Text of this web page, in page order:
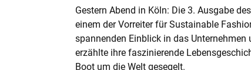
Sie suchen eine schnelle, gute Lösung
BOARD SEARCH
Profitieren Sie von unserem
Gestern Abend in Köln: Die 3. Ausgabe
einem der Vorreiter für Sustainable
spannenden Einblick in das
erzählte ihre faszinierende
Boot um die Welt gesegelt.